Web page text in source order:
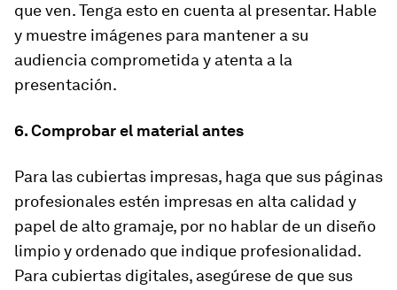
que ven. Tenga esto en cuenta al presentar. Hable
y muestre imágenes para mantener a su
audiencia comprometida y atenta a la
presentación.
6. Comprobar el material antes
Para las cubiertas impresas, haga que sus páginas
profesionales estén impresas en alta calidad y
papel de alto gramaje, por no hablar de un diseño
limpio y ordenado que indique profesionalidad.
Para cubiertas digitales, asegúrese de que sus